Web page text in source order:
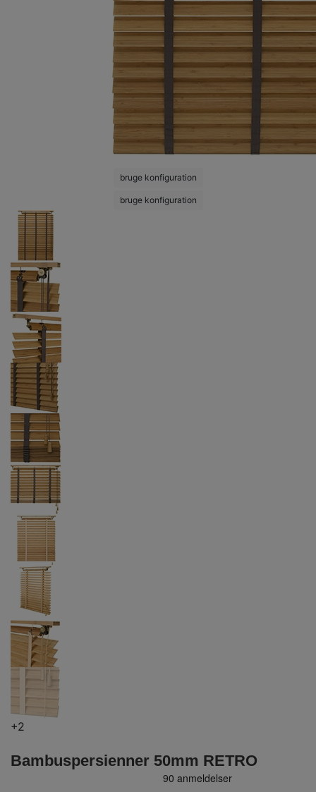
bruge konfiguration
bruge konfiguration
+2
Bambuspersienner 50mm RETRO